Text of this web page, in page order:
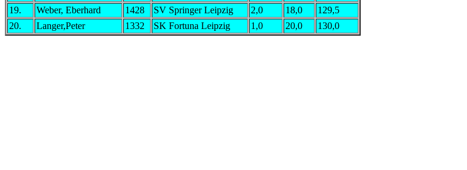
19.
Weber, Eberhard 1428 SV Springer Leipzig 2,0 18,0
129,5
20.
Langer,Peter 1332 SK Fortuna Leipzig 1,0 20,0 130,0